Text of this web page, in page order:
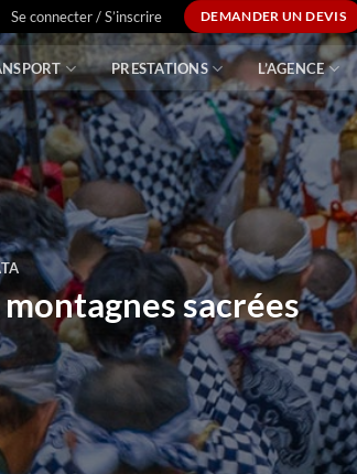
Se connecter / S’inscrire DEMANDER UN DEVIS
PRESTATIONS L’AGENCE
sacrées